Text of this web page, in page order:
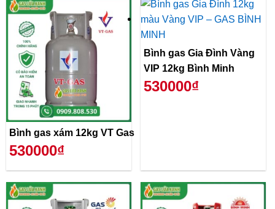
Bình gas xám 12kg VT Gas
530000₫
Bình gas Gia Đình Vàng
VIP 12kg Bình Minh
530000₫